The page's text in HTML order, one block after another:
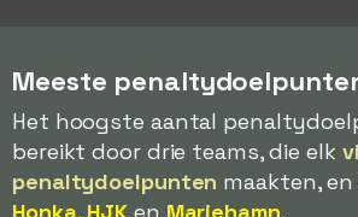
Meeste
Het hoogste aantal
bereikt door drie teams, die elk
penaltydoelpunten maakten,